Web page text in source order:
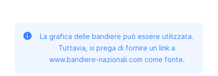
La grafica delle bandiere può essere utilizzata.
Tuttavia, si prega di fornire un link a
www.bandiere-nazionali.com come fonte.